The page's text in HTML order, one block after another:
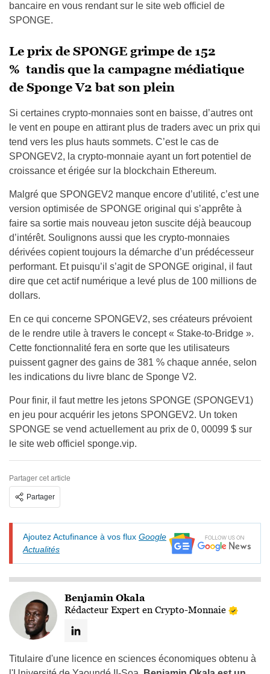
bancaire en vous rendant sur le site web officiel de
SPONGE.
Le prix de SPONGE grimpe de 152
% tandis que la campagne médiatique
de Sponge V2 bat son plein
Si certaines crypto-monnaies sont en baisse, d’autres ont
le vent en poupe en attirant plus de traders avec un prix qui
tend vers les plus hauts sommets. C’est le cas de
SPONGEV2, la crypto-monnaie ayant un fort potentiel de
croissance et érigée sur la blockchain Ethereum.
Malgré que SPONGEV2 manque encore d’utilité, c’est une
version optimisée de SPONGE original qui s’apprête à
faire sa sortie mais nouveau jeton suscite déjà beaucoup
d’intérêt. Soulignons aussi que les crypto-monnaies
dérivées copient toujours la démarche d’un prédécesseur
performant. Et puisqu’il s’agit de SPONGE original, il faut
dire que cet actif numérique a levé plus de 100 millions de
dollars.
En ce qui concerne SPONGEV2, ses créateurs prévoient
de le rendre utile à travers le concept « Stake-to-Bridge ».
Cette fonctionnalité fera en sorte que les utilisateurs
puissent gagner des gains de 381 % chaque année, selon
les indications du livre blanc de Sponge V2.
Pour finir, il faut mettre les jetons SPONGE (SPONGEV1)
en jeu pour acquérir les jetons SPONGEV2. Un token
SPONGE se vend actuellement au prix de 0, 00099 $ sur
le site web officiel sponge.vip.
Partager cet article
Partager
Ajoutez Actufinance à vos flux Google
Actualités
Benjamin Okala
Rédacteur Expert en Crypto-Monnaie
Titulaire d'une licence en sciences économiques obtenu à